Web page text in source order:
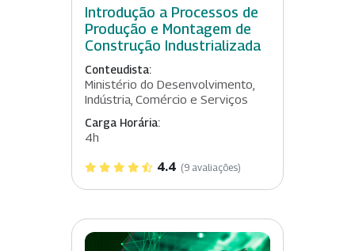
Introdução a Processos de
Produção e Montagem de
Construção Industrializada
Conteudista:
Ministério do Desenvolvimento,
Indústria, Comércio e Serviços
Carga Horária:
4h
4.4 (9 avaliações)